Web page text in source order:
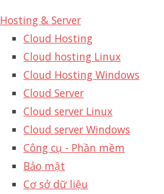
Hosting & Server
Cloud Hosting
Cloud hosting Linux
Cloud Hosting Windows
Cloud Server
Cloud server Linux
Cloud server Windows
Công cụ - Phần mềm
Bảo mật
Cơ sở dữ liệu